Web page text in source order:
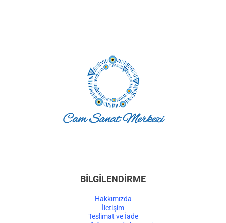
BİLGİLENDİRME
Hakkımızda
İletişim
Teslimat ve İade